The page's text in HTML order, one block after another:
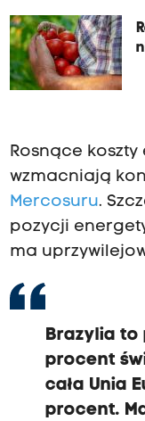
Rosnące
wzmacniają
Mercosuru.
pozycji
ma
Brazylia to
procent
cała Unia
procent.